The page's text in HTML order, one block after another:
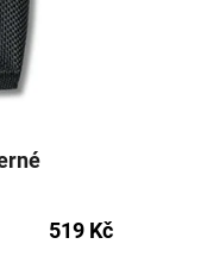
519 Kč